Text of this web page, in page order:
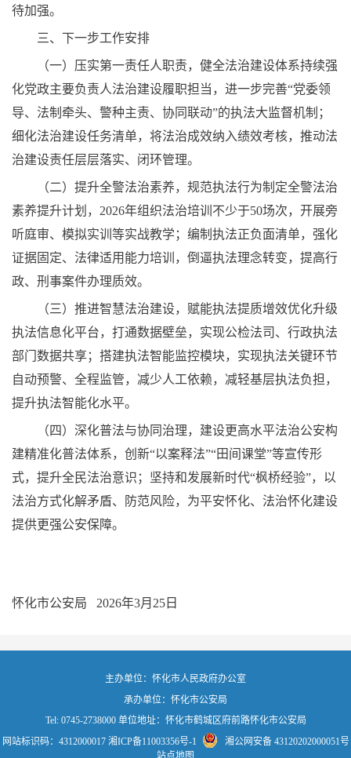
待加强。
三、下一步工作安排
（一）压实第一责任人职责，健全法治建设体系持续强
化党政主要负责人法治建设履职担当，进一步完善“党委领
导、法制牵头、警种主责、协同联动”的执法大监督机制；
细化法治建设任务清单，将法治成效纳入绩效考核，推动法
治建设责任层层落实、闭环管理。
（二）提升全警法治素养，规范执法行为制定全警法治
素养提升计划，2026年组织法治培训不少于50场次，开展旁
听庭审、模拟实训等实战教学；编制执法正负面清单，强化
证据固定、法律适用能力培训，倒逼执法理念转变，提高行
政、刑事案件办理质效。
（三）推进智慧法治建设，赋能执法提质增效优化升级
执法信息化平台，打通数据壁垒，实现公检法司、行政执法
部门数据共享；搭建执法智能监控模块，实现执法关键环节
自动预警、全程监管，减少人工依赖，减轻基层执法负担，
提升执法智能化水平。
（四）深化普法与协同治理，建设更高水平法治公安构
建精准化普法体系，创新“以案释法”“田间课堂”等宣传形
式，提升全民法治意识；坚持和发展新时代“枫桥经验”，以
法治方式化解矛盾、防范风险，为平安怀化、法治怀化建设
提供更强公安保障。
怀化市公安局 2026年3月25日
主办单位：怀化市人民政府办公室
承办单位：怀化市公安局
Tel: 0745-2738000 单位地址：怀化市鹤城区府前路怀化市公安局
网站标识码：4312000017 湘ICP备11003356号-1
湘公网安备 43120202000051号